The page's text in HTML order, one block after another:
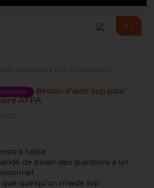
#1
le 30/06/2019 à 10:14
(4 messages sur
POSÉE Besoin d'aide svp pour
AFPA
à l'afpa
de poser des questions à un
que quelqu'un m'aide svp